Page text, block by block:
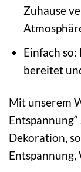
Zuhause
Einfach
bereitet
Mit unserem
Dekoration,